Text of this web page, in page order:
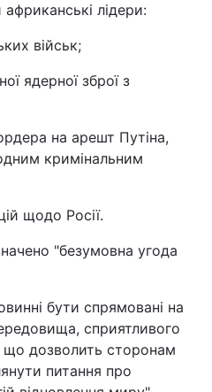
лідери:
військ;
ядерної зброї з
на арешт Путіна,
кримінальним
щодо Росії.
"безумовна угода
бути спрямовані на
сприятливого
дозволить сторонам
питання про